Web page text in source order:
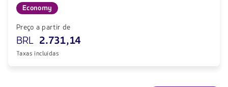
Economy
Preço a partir de
BRL 2.731,14
Taxas incluídas